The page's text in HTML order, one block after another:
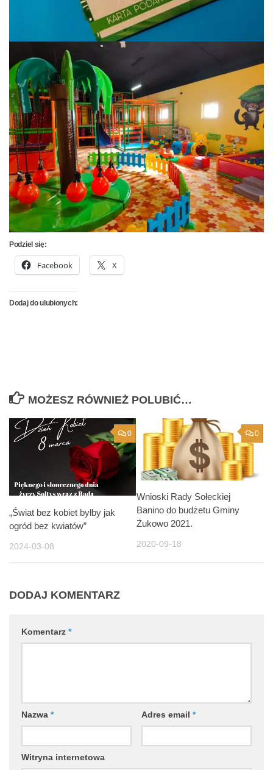
Podziel się:
Facebook X
Dodaj do ulubionych:
MOŻESZ RÓWNIEŻ POLUBIĆ…
0
„Świat bez kobiet byłby jak
ogród bez kwiatów”
2024-03-08
0
Wnioski Rady Sołeckiej
Banino do budżetu Gminy
Żukowo 2021.
2020-09-18
DODAJ KOMENTARZ
Komentarz *
Nazwa * Adres email *
Witryna internetowa